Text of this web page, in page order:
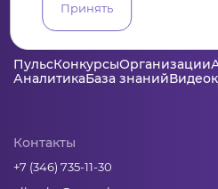
ПульсКонкурсыОрганизации
АналитикаБаза знаний
Контакты
+7 (346) 735-11-30
Принять